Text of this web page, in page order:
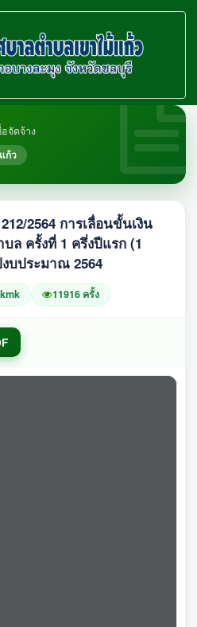
จัดจ้าง
ก้ว
2564 การเลื่อนขั้นเงิน
ล ครั้งที่ 1 ครึ่งปีแรก (1
บประมาณ 2564
11916 ครั้ง